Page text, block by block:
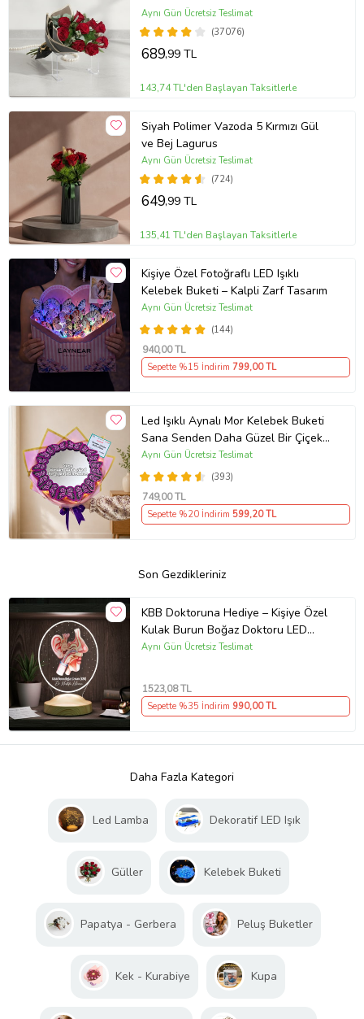
(37076)
Aynı Gün Ücretsiz Teslimat
689,99 TL
143,74 TL'den Başlayan Taksitlerle
Siyah Polimer Vazoda 5 Kırmızı Gül
ve Bej Lagurus
(724)
Aynı Gün Ücretsiz Teslimat
649,99 TL
135,41 TL'den Başlayan Taksitlerle
Kişiye Özel Fotoğraflı LED Işıklı
Kelebek Buketi – Kalpli Zarf Tasarım
(144)
Aynı Gün Ücretsiz Teslimat
940,00 TL
Sepette %15 İndirim 799,00 TL
Led Işıklı Aynalı Mor Kelebek Buketi
Sana Senden Daha Güzel Bir Çiçek
Bulamadım Ayna Buket Sevgiliye
Hediye
(393)
Aynı Gün Ücretsiz Teslimat
749,00 TL
Sepette %20 İndirim 599,20 TL
Son Gezdikleriniz
KBB Doktoruna Hediye – Kişiye Özel
Kulak Burun Boğaz Doktoru LED
Lamba
Aynı Gün Ücretsiz Teslimat
1523,08 TL
Sepette %35 İndirim 990,00 TL
Daha Fazla Kategori
Led Lamba Dekoratif LED Işık
Güller Kelebek Buketi
Papatya - Gerbera Peluş Buketler
Kek - Kurabiye Kupa